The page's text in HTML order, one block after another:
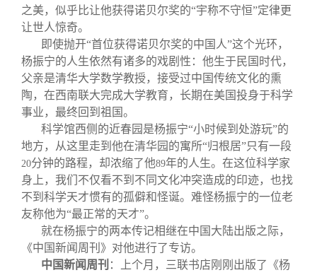
联系我们
之美，似乎比让他获得诺贝尔奖的“宇称不守恒”定律更
让世人惊奇。
即使抛开“首位获得诺贝尔奖的中国人”这个光环，
杨振宁的人生依然有诸多的戏剧性：他生于民国时代，
父亲是清华大学数学教授，接受过中国传统文化的熏
陶，在西南联大完成大学教育，长期在美国投身于科学
事业，最终回到祖国。
科学馆西侧的近春园是杨振宁“小时候到处游玩”的
地方，从这里走到他在清华园的寓所“归根居”只有一段
20分钟的路程，却浓缩了他89年的人生。在这位科学家
身上，我们不仅看不到不同文化冲突造成的印迹，也找
不到科学天才惯有的孤僻和怪诞。难怪杨振宁的一位老
友称他为“最正常的天才”。
就在杨振宁的两本传记相继在中国大陆出版之际，
《中国新闻周刊》对他进行了专访。
中国新闻周刊 ：上个月，三联书店刚刚出版了《杨